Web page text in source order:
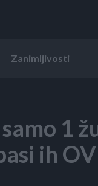
Zanimljivosti
1
ih